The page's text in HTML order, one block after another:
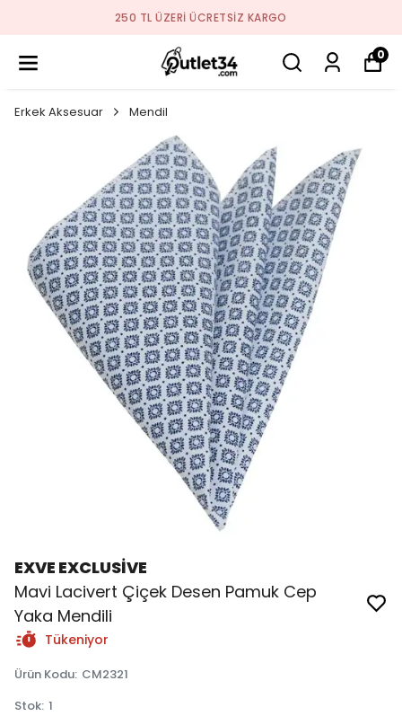
250 TL ÜZERI ÜCRETSIZ KARGO
0
Erkek Aksesuar Mendil
EXVE EXCLUSİVE
Mavi Lacivert Çiçek Desen Pamuk Cep
Yaka Mendili
Tükeniyor
Ürün Kodu: CM2321
Stok: 1